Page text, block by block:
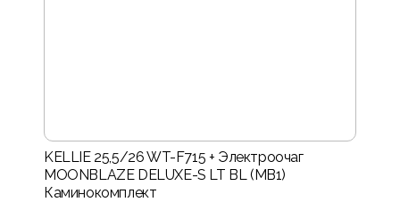
KELLIE 25,5/26 WT-F715 + Электроочаг
MOONBLAZE DELUXE-S LT BL (MB1)
Каминокомплект